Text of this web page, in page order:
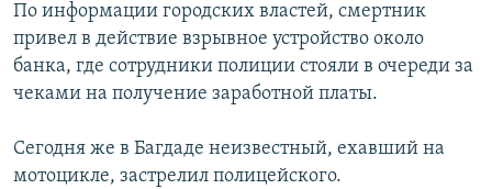
По информации городских властей, смертник
привел в действие взрывное устройство около
банка, где сотрудники полиции стояли в очереди за
чеками на получение заработной платы.
Сегодня же в Багдаде неизвестный, ехавший на
мотоцикле, застрелил полицейского.